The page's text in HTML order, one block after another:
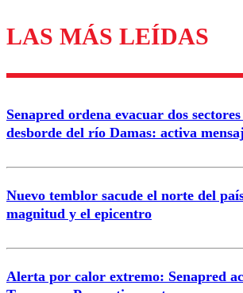
Los comentarios son moderados para
diálogo respetuoso.
Nombre
Correo
LAS MÁS LEÍDAS
Senapred ordena evacuar dos
desborde del río Damas: activa
Nuevo temblor sacude el norte del
magnitud y el epicentro
Alerta por calor extremo: Senapred